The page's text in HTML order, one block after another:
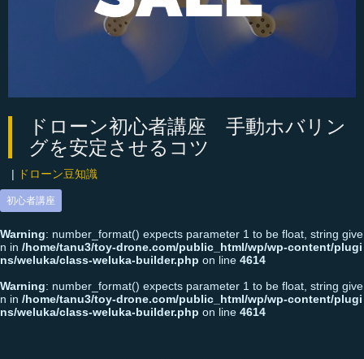
ドローン初心者講座 手動ホバリン
グを安定させるコツ
ドローン豆知識
初心者講座
Warning: number_format() expects parameter 1 to be float, string give
n in /home/tanu3/toy-drone.com/public_html/wp/wp-content/plugi
ns/weluka/class-weluka-builder.php on line 4614
Warning: number_format() expects parameter 1 to be float, string give
n in /home/tanu3/toy-drone.com/public_html/wp/wp-content/plugi
ns/weluka/class-weluka-builder.php on line 4614